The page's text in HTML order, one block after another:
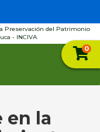
Preservación del Patrimonio
- INCIVA
0
en la